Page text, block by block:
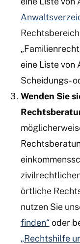
Rechtsbereich
eine Liste von
Scheidungs-
Wenden Sie
örtliche
nutzen Sie
finden“ oder
„Rechtshilfe